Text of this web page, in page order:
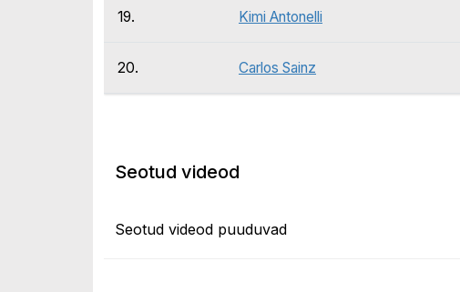
19. Kimi Antonelli
20. Carlos Sainz
Seotud videod
Seotud videod puuduvad